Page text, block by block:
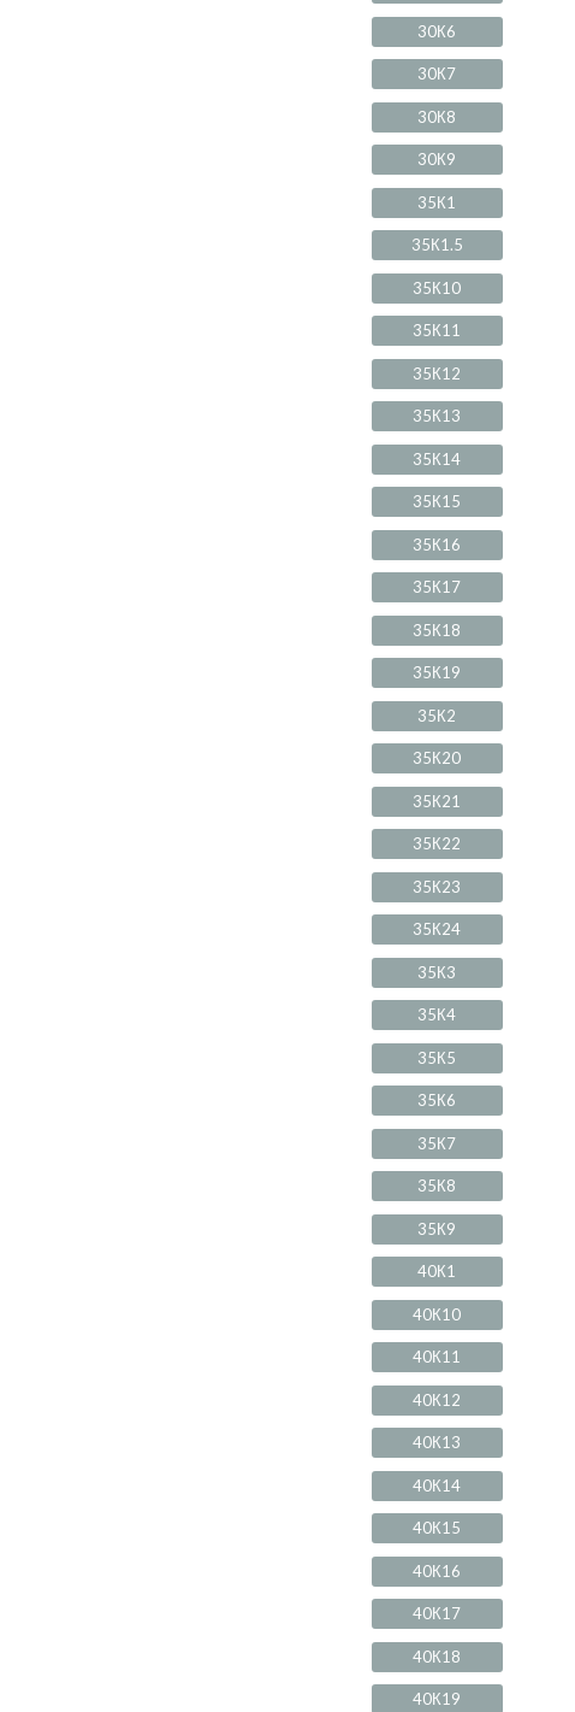
30К6
30К7
30К8
30К9
35К1
35К1.5
35К10
35К11
35К12
35К13
35К14
35К15
35К16
35К17
35К18
35К19
35К2
35К20
35К21
35К22
35К23
35К24
35К3
35К4
35К5
35К6
35К7
35К8
35К9
40К1
40К10
40К11
40К12
40К13
40К14
40К15
40К16
40К17
40К18
40К19